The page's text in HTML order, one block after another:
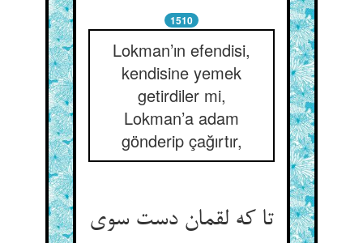
1510
Lokman’ın efendisi,
kendisine yemek
getirdiler mi,
Lokman’a adam
gönderip çağırtır,
تا که لقمان دست سوی